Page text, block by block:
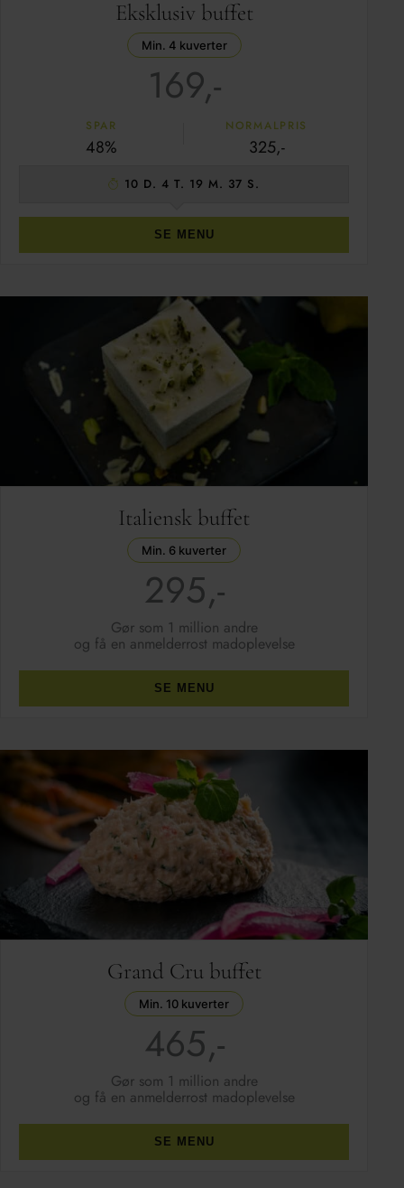
Eksklusiv buffet
Min. 4 kuverter
169,-
SPAR
48%
NORMALPRIS
325,-
10 D. 4 T. 19 M. 37 S.
SE MENU
Italiensk buffet
Min. 6 kuverter
295,-
Gør som 1 million andre
og få en anmelderrost madoplevelse
SE MENU
Grand Cru buffet
Min. 10 kuverter
465,-
Gør som 1 million andre
og få en anmelderrost madoplevelse
SE MENU